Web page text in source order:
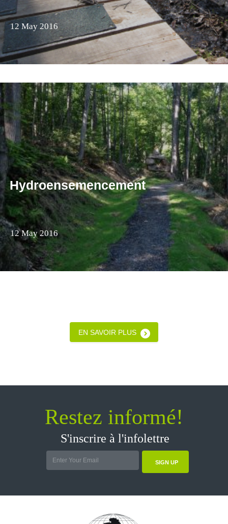
12 May 2016
Hydroensemencement
12 May 2016
EN SAVOIR PLUS
Restez informé!
S'inscrire à l'infolettre
SIGN UP